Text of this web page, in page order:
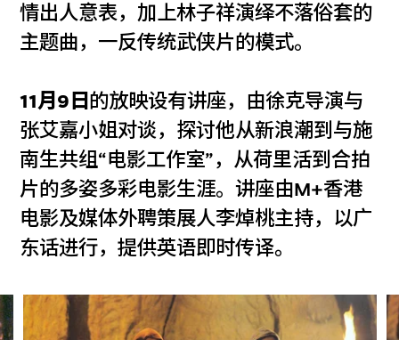
情出人意表，加上林子祥演绎不落俗套的
主题曲，一反传统武侠片的模式。
11月9日 的放映设有讲座，由徐克导演与
张艾嘉小姐对谈，探讨他从新浪潮到与施
南生共组“电影工作室”，从荷里活到合拍
片的多姿多彩电影生涯。讲座由M+香港
电影及媒体外聘策展人李焯桃主持，以广
东话进行，提供英语即时传译。